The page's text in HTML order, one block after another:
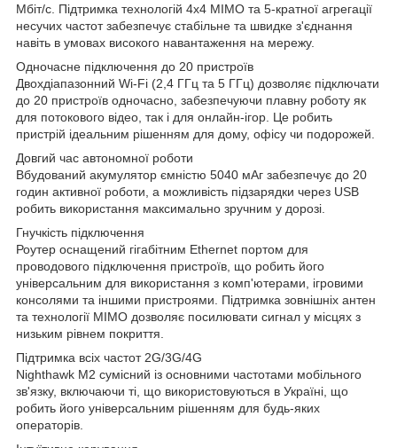
Мбіт/с. Підтримка технологій 4x4 MIMO та 5-кратної агрегації
несучих частот забезпечує стабільне та швидке з'єднання
навіть в умовах високого навантаження на мережу.
Одночасне підключення до 20 пристроїв
Двохдіапазонний Wi-Fi (2,4 ГГц та 5 ГГц) дозволяє підключати
до 20 пристроїв одночасно, забезпечуючи плавну роботу як
для потокового відео, так і для онлайн-ігор. Це робить
пристрій ідеальним рішенням для дому, офісу чи подорожей.
Довгий час автономної роботи
Вбудований акумулятор ємністю 5040 мАг забезпечує до 20
годин активної роботи, а можливість підзарядки через USB
робить використання максимально зручним у дорозі.
Гнучкість підключення
Роутер оснащений гігабітним Ethernet портом для
проводового підключення пристроїв, що робить його
універсальним для використання з комп'ютерами, ігровими
консолями та іншими пристроями. Підтримка зовнішніх антен
та технології MIMO дозволяє посилювати сигнал у місцях з
низьким рівнем покриття.
Підтримка всіх частот 2G/3G/4G
Nighthawk M2 сумісний із основними частотами мобільного
зв'язку, включаючи ті, що використовуються в Україні, що
робить його універсальним рішенням для будь-яких
операторів.